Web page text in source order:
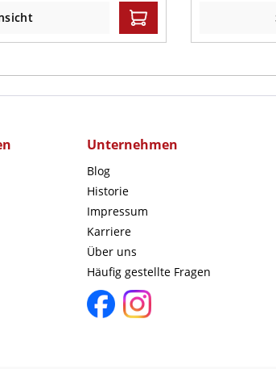
Unternehmen
Blog
Historie
Impressum
Karriere
Über uns
Häufig gestellte Fragen